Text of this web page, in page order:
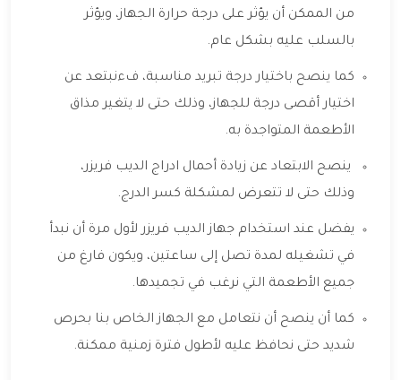
من الممكن أن يؤثر على درجة حرارة الجهاز، ويؤثر
بالسلب عليه بشكل عام.
كما ينصح باختيار درجة تبريد مناسبة، فءنبتعد عن
اختيار أقصى درجة للجهاز، وذلك حتى لا يتغير مذاق
الأطعمة المتواجدة به.
ينصح الابتعاد عن زيادة أحمال ادراج الديب فريزر،
وذلك حتى لا تتعرض لمشكلة كسر الدرج.
يفضل عند استخدام جهاز الديب فريزر لأول مرة أن نبدأ
في تشغيله لمدة تصل إلى ساعتين، ويكون فارغ من
جميع الأطعمة التي نرغب في تجميدها.
كما أن ينصح أن نتعامل مع الجهاز الخاص بنا بحرص
شديد حتى نحافظ عليه لأطول فترة زمنية ممكنة.